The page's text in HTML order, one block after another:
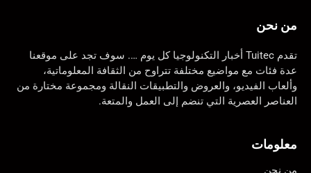
من نحن
تقدم Tuitec أخبار التكنولوجيا كل يوم …. سوف تجد على موقعنا
عدة فئات مع مواضيع مختلفة تتراوح من الثقافة المعلوماتية،
وألعاب الفيديو، والعروض والتطبيقات النقالة ومجموعة مختارة من
العناصر العصرية التي تنضم إلى العمل والمتعة.
معلومات
من نحن